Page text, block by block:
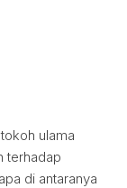
ulama
terhadap
di antaranya